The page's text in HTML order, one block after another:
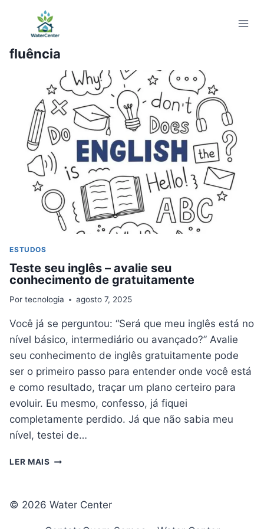
Conteúdo
fluência
ESTUDOS
Teste seu inglês – avalie seu
conhecimento de gratuitamente
Por tecnologia agosto 7, 2025
Você já se perguntou: “Será que meu inglês está no
nível básico, intermediário ou avançado?” Avalie
seu conhecimento de inglês gratuitamente pode
ser o primeiro passo para entender onde você está
e como resultado, traçar um plano certeiro para
evoluir. Eu mesmo, confesso, já fiquei
completamente perdido. Já que não sabia meu
nível, testei de…
LER MAIS TESTE
AVALIE
© 2026 Water Center